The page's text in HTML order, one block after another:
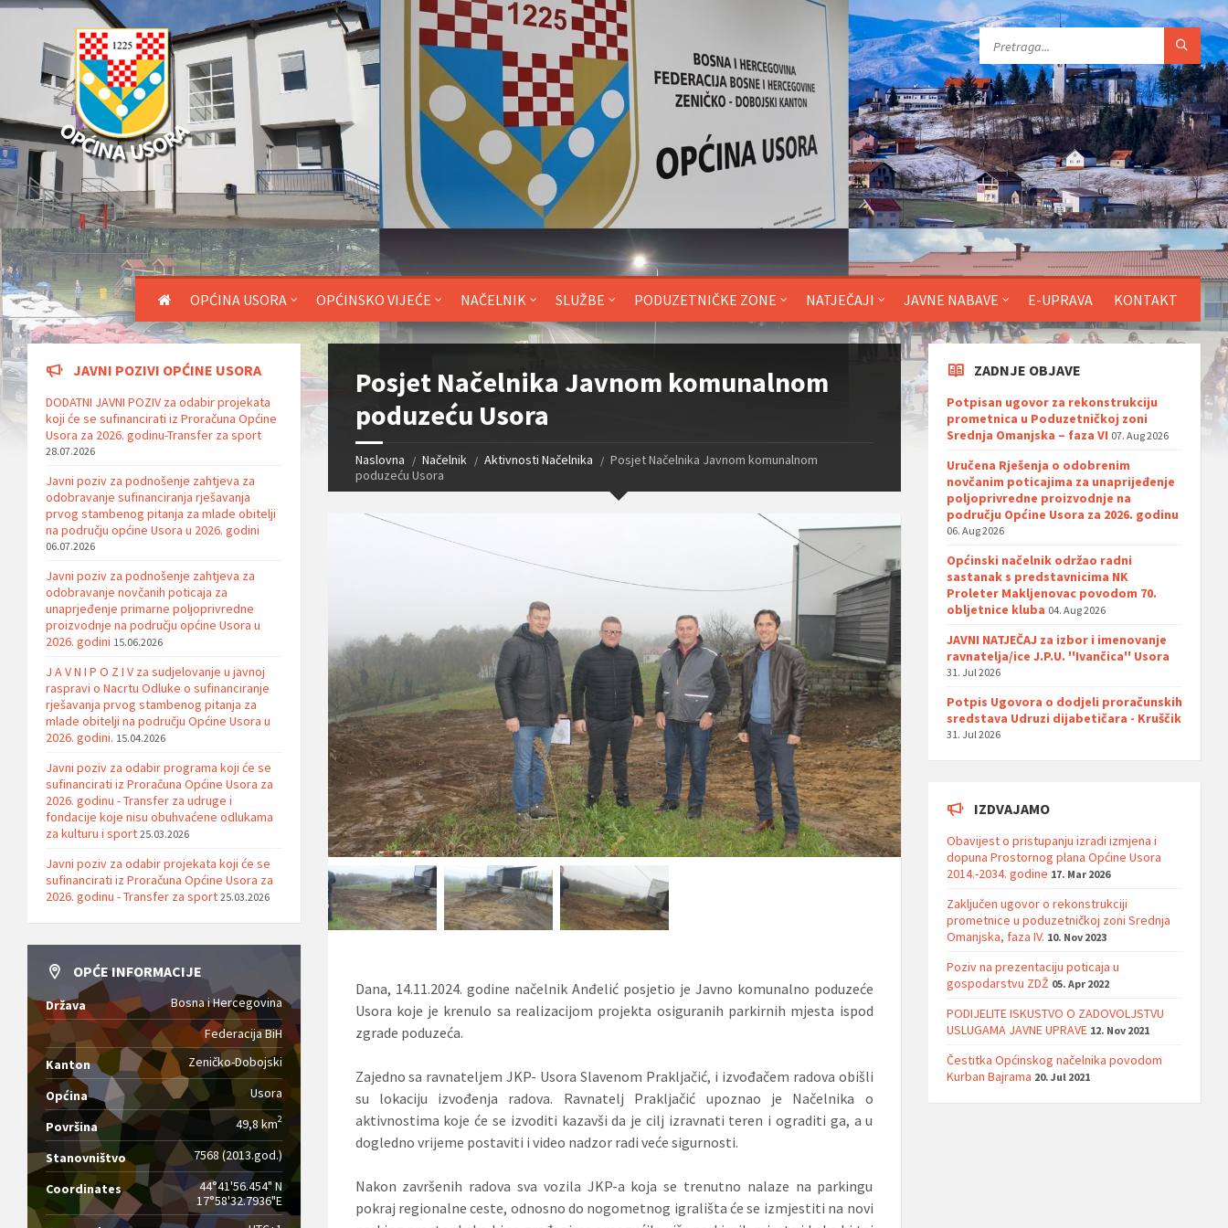
OPĆINA USORA OPĆINSKO VIJEĆE NAČELNIK SLUŽBE PODUZETNIČKE ZONE NATJEČAJI JAVNE NABAVE E-UPRAVA KONTAKT
Posjet Načelnika Javnom komunalnom
poduzeću Usora
Naslovna Načelnik Aktivnosti Načelnika
Posjet Načelnika Javnom komunalnom
poduzeću Usora
Dana, 14.11.2024. godine načelnik Anđelić posjetio je Javno komunalno poduzeće
Usora koje je krenulo sa realizacijom projekta osiguranih parkirnih mjesta ispod
zgrade poduzeća.
Zajedno sa ravnateljem JKP- Usora Slavenom Prakljačić, i izvođačem radova obišli
su lokaciju izvođenja radova. Ravnatelj Prakljačić upoznao je Načelnika o
aktivnostima koje će se izvoditi kazavši da je cilj izravnati teren i ograditi ga, a u
dogledno vrijeme postaviti i video nadzor radi veće sigurnosti.
Nakon završenih radova sva vozila JKP-a koja se trenutno nalaze na parkingu
pokraj regionalne ceste, odnosno do nogometnog igrališta će se izmjestiti na novi
JAVNI POZIVI OPĆINE USORA
DODATNI JAVNI POZIV za odabir projekata
koji će se sufinancirati iz Proračuna Općine
Usora za 2026. godinu-Transfer za sport
28.07.2026
Javni poziv za podnošenje zahtjeva za
odobravanje sufinanciranja rješavanja
prvog stambenog pitanja za mlade obitelji
na području općine Usora u 2026. godini
06.07.2026
Javni poziv za podnošenje zahtjeva za
odobravanje novčanih poticaja za
unaprjeđenje primarne poljoprivredne
proizvodnje na području općine Usora u
2026. godini 15.06.2026
J A V N I P O Z I V za sudjelovanje u javnoj
raspravi o Nacrtu Odluke o sufinanciranje
rješavanja prvog stambenog pitanja za
mlade obitelji na području Općine Usora u
2026. godini. 15.04.2026
Javni poziv za odabir programa koji će se
sufinancirati iz Proračuna Općine Usora za
2026. godinu - Transfer za udruge i
fondacije koje nisu obuhvaćene odlukama
za kulturu i sport 25.03.2026
Javni poziv za odabir projekata koji će se
sufinancirati iz Proračuna Općine Usora za
2026. godinu - Transfer za sport 25.03.2026
OPĆE INFORMACIJE
Država
Bosna i Hercegovina
Federacija BiH
Kanton
Zeničko-Dobojski
Općina Usora
Površina 49,8 km2
Stanovništvo 7568 (2013.god.)
Coordinates
44°41'56.454" N
17°58'32.7936"E
ZADNJE OBJAVE
Potpisan ugovor za rekonstrukciju
prometnica u Poduzetničkoj zoni
Srednja Omanjska – faza VI 07. Aug 2026
Uručena Rješenja o odobrenim
novčanim poticajima za unaprijeđenje
poljoprivredne proizvodnje na
području Općine Usora za 2026. godinu
06. Aug 2026
Općinski načelnik održao radni
sastanak s predstavnicima NK
Proleter Makljenovac povodom 70.
obljetnice kluba 04. Aug 2026
JAVNI NATJEČAJ za izbor i imenovanje
ravnatelja/ice J.P.U. ''Ivančica'' Usora
31. Jul 2026
Potpis Ugovora o dodjeli proračunskih
sredstava Udruzi dijabetičara - Kruščik
31. Jul 2026
IZDVAJAMO
Obavijest o pristupanju izradi izmjena i
dopuna Prostornog plana Općine Usora
2014.-2034. godine 17. Mar 2026
Zaključen ugovor o rekonstrukciji
prometnice u poduzetničkoj zoni Srednja
Omanjska, faza IV. 10. Nov 2023
Poziv na prezentaciju poticaja u
gospodarstvu ZDŽ 05. Apr 2022
PODIJELITE ISKUSTVO O ZADOVOLJSTVU
USLUGAMA JAVNE UPRAVE 12. Nov 2021
Čestitka Općinskog načelnika povodom
Kurban Bajrama 20. Jul 2021